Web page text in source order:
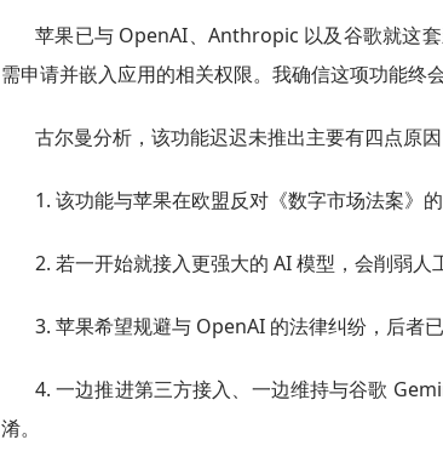
苹果已与 OpenAI、Anthropic 以及谷歌就这
需申请并嵌入应用的相关权限。我确信这项功能终会
古尔曼分析，该功能迟迟未推出主要有四点原因
1. 该功能与苹果在欧盟反对《数字市场法案》
2. 若一开始就接入更强大的 AI 模型，会削弱人
3. 苹果希望规避与 OpenAI 的法律纠纷，后者
4. 一边推进第三方接入、一边维持与谷歌
淆。